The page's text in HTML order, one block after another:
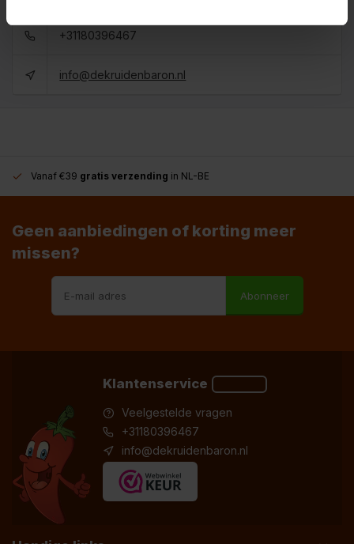
+31180396467
info@dekruidenbaron.nl
Vanaf €39 gratis verzending in NL-BE
Geen aanbiedingen of korting meer
missen?
Abonneer
Klantenservice
Veelgestelde vragen
+31180396467
info@dekruidenbaron.nl